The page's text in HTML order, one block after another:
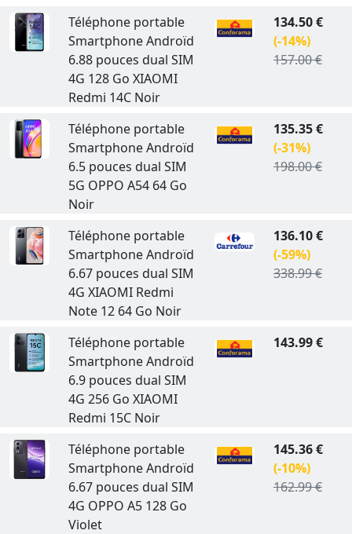
Téléphone portable
Smartphone Androïd
6.88 pouces dual SIM
4G 128 Go XIAOMI
Redmi 14C Noir
134.50 €
(-14%)
157.00 €
Téléphone portable
Smartphone Androïd
6.5 pouces dual SIM
5G OPPO A54 64 Go
Noir
135.35 €
(-31%)
198.00 €
Téléphone portable
Smartphone Androïd
6.67 pouces dual SIM
4G XIAOMI Redmi
Note 12 64 Go Noir
136.10 €
(-59%)
338.99 €
Téléphone portable
Smartphone Androïd
6.9 pouces dual SIM
4G 256 Go XIAOMI
Redmi 15C Noir
143.99 €
Téléphone portable
Smartphone Androïd
6.67 pouces dual SIM
4G OPPO A5 128 Go
Violet
145.36 €
(-10%)
162.99 €